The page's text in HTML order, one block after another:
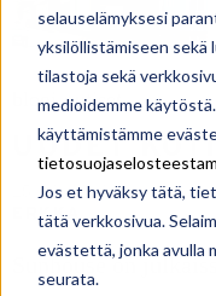
selauselämyksesi
yksilöllistämiseen sekä
tilastoja sekä
medioidemme
käyttämistämme
Jos et hyväksy tätä,
tätä verkkosivua.
evästettä, jonka avulla
seurata.
blogi,uutiset
UUDET
15. 12. 2016
ERKKA
Sunhouse on